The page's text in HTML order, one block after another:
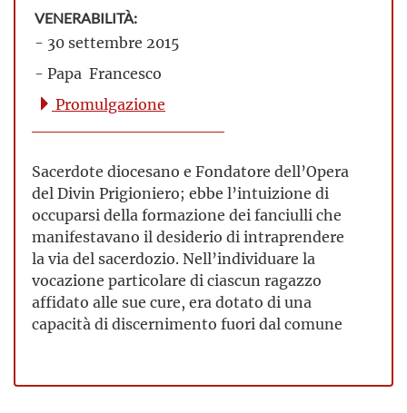
VENERABILITÀ:
- 30 settembre 2015
- Papa Francesco
Promulgazione
Sacerdote diocesano e Fondatore dell’Opera
del Divin Prigioniero; ebbe l’intuizione di
occuparsi della formazione dei fanciulli che
manifestavano il desiderio di intraprendere
la via del sacerdozio. Nell’individuare la
vocazione particolare di ciascun ragazzo
affidato alle sue cure, era dotato di una
capacità di discernimento fuori dal comune